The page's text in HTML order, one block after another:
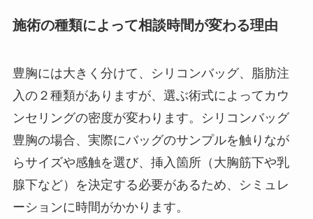
施術の種類によって相談時間が変わる理由
豊胸には大きく分けて、シリコンバッグ、脂肪注
入の２種類がありますが、選ぶ術式によってカウ
ンセリングの密度が変わります。シリコンバッグ
豊胸の場合、実際にバッグのサンプルを触りなが
らサイズや感触を選び、挿入箇所（大胸筋下や乳
腺下など）を決定する必要があるため、シミュレ
ーションに時間がかかります。